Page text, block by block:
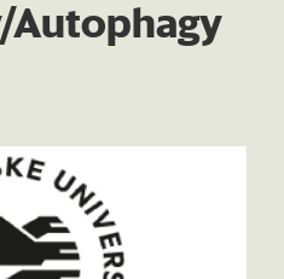
Autophagy